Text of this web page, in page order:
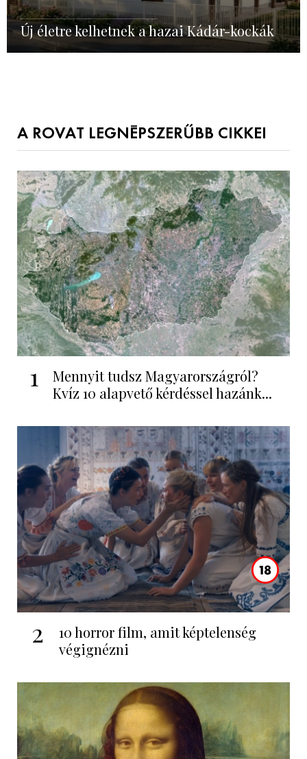
Új életre kelhetnek a hazai Kádár-kockák
A ROVAT LEGNÉPSZERŰBB CIKKEI
1
Mennyit tudsz Magyarországról?
Kvíz 10 alapvető kérdéssel hazánk...
2
10 horror film, amit képtelenség
végignézni